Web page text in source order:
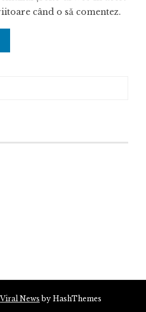
când o să comentez.
Viral News by HashThemes